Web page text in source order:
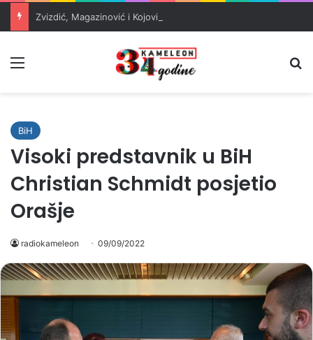
BiH
Visoki predstavnik u BiH
Christian Schmidt posjetio
Orašje
radiokameleon 09/09/2022